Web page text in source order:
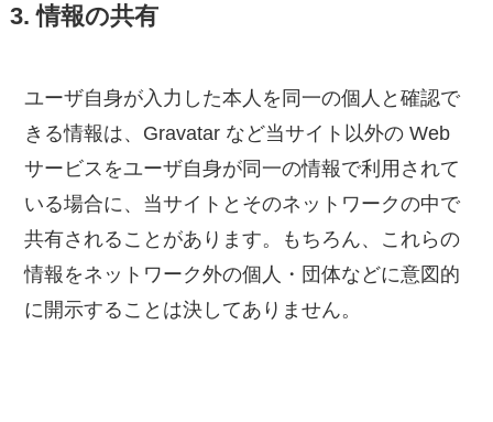
3. 情報の共有
ユーザ自身が入力した本人を同一の個人と確認で
きる情報は、Gravatar など当サイト以外の Web
サービスをユーザ自身が同一の情報で利用されて
いる場合に、当サイトとそのネットワークの中で
共有されることがあります。もちろん、これらの
情報をネットワーク外の個人・団体などに意図的
に開示することは決してありません。